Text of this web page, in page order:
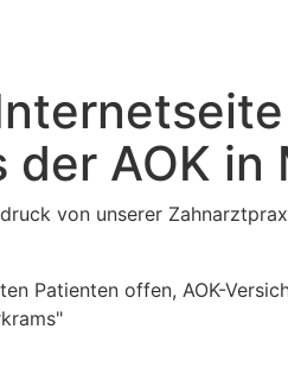
AOK in
von unserer
Patienten offen, AOK-